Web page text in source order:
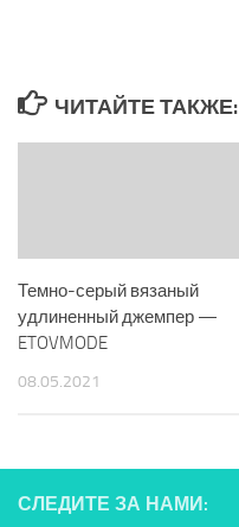
ЧИТАЙТЕ ТАКЖЕ:
Темно-серый вязаный
удлиненный джемпер —
ETOVMODE
08.05.2021
СЛЕДИТЕ ЗА НАМИ: